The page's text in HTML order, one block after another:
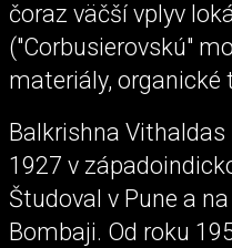
čoraz väčší vplyv
("Corbusierovskú"
materiály, organické
Balkrishna Vithaldas
1927 v
Študoval v Pune a
Bombaji. Od roku